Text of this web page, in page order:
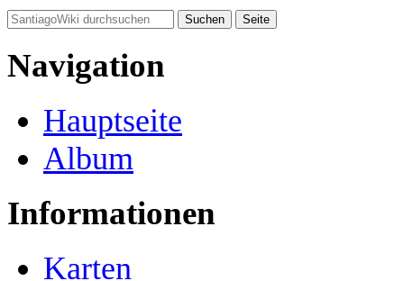
Navigation
Hauptseite
Album
Informationen
Karten